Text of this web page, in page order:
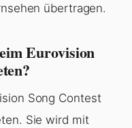
übertragen.
Eurovision
Song Contest
Sie wird mit